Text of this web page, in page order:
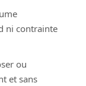
ni contrainte
ou
et sans